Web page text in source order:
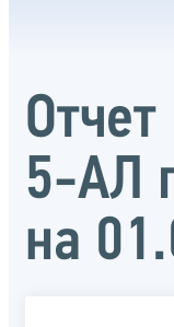
5-АЛ
на